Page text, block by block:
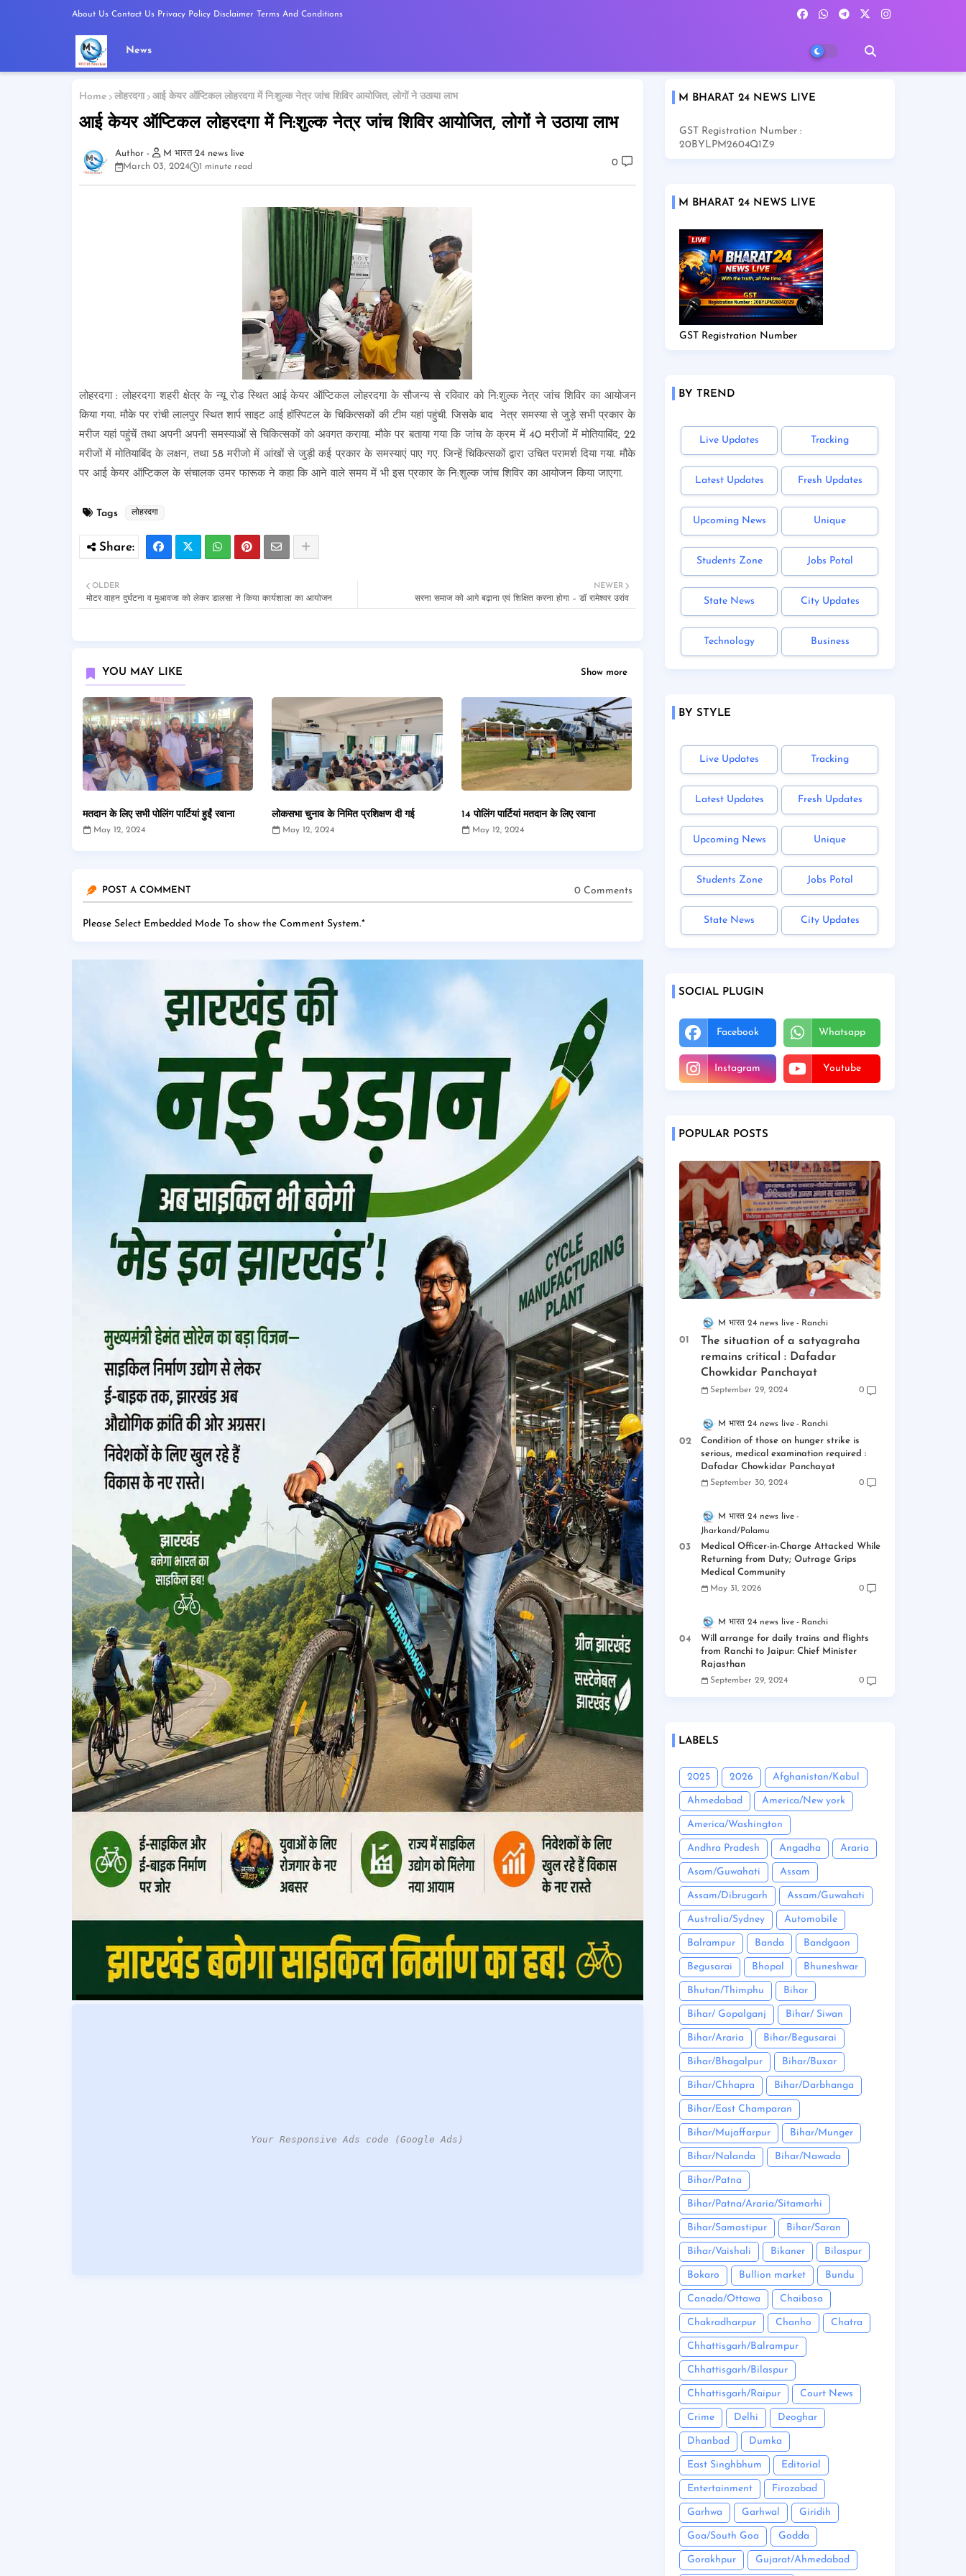
About Us Contact Us Privacy Policy Disclaimer Terms And Conditions
News
Home लोहरदगा आई केयर ऑप्टिकल लोहरदगा में नि:शुल्क नेत्र जांच शिविर आयोजित, लोगों ने उठाया लाभ
आई केयर ऑप्टिकल लोहरदगा में नि:शुल्क नेत्र जांच शिविर आयोजित, लोगों ने उठाया लाभ
M भारत 24 news live
March 03, 2024
1 minute read 0
लोहरदगा : लोहरदगा शहरी क्षेत्र के न्यू रोड स्थित आई केयर ऑप्टिकल लोहरदगा के सौजन्य से रविवार को नि:शुल्क नेत्र जांच शिविर का आयोजन
किया गया. मौके पर रांची लालपुर स्थित शार्प साइट आई हॉस्पिटल के चिकित्सकों की टीम यहां पहुंची. जिसके बाद नेत्र समस्या से जुड़े सभी प्रकार के
मरीज यहां पहुंचें तथा अपनी अपनी समस्याओं से चिकित्सकों को अवगत कराया. मौके पर बताया गया कि जांच के क्रम में 40 मरीजों में मोतियाबिंद, 22
मरीजों में मोतियाबिंद के लक्षन, तथा 58 मरीजो में आंखों से जुड़ी कई प्रकार के समस्याएं पाए गए. जिन्हें चिकित्सकों द्वारा उचित परामर्श दिया गया. मौके
पर आई केयर ऑप्टिकल के संचालक उमर फारूक ने कहा कि आने वाले समय में भी इस प्रकार के नि:शुल्क जांच शिविर का आयोजन किया जाएगा.
Tags लोहरदगा
NEWER
सरना समाज को आगे बढ़ाना एवं शिक्षित करना होगा – डॉ रामेश्वर उरांव
OLDER
मोटर वाहन दुर्घटना व मुआवजा को लेकर डालसा ने किया कार्यशाला का आयोजन
YOU MAY LIKE Show more
मतदान के लिए सभी पोलिंग पार्टियां हुईं रवाना
May 12, 2024
लोकसभा चुनाव के निमित प्रशिक्षण दी गई
May 12, 2024
14 पोलिंग पार्टियां मतदान के लिए रवाना
May 12, 2024
POST A COMMENT 0 Comments
Please Select Embedded Mode To show the Comment System.*
Your Responsive Ads code (Google Ads)
M BHARAT 24 NEWS LIVE
GST Registration Number :
20BYLPM2604Q1Z9
M BHARAT 24 NEWS LIVE
GST Registration Number
BY TREND
Live Updates Tracking
Latest Updates Fresh Updates
Upcoming News Unique
Students Zone Jobs Potal
State News City Updates
Technology Business
BY STYLE
Live Updates Tracking
Latest Updates Fresh Updates
Upcoming News Unique
Students Zone Jobs Potal
State News City Updates
SOCIAL PLUGIN
Facebook Whatsapp
Instagram Youtube
POPULAR POSTS
M भारत 24 news live Ranchi
The situation of a satyagraha
remains critical : Dafadar
Chowkidar Panchayat
September 29, 2024 0
M भारत 24 news live Ranchi
Condition of those on hunger strike is
serious, medical examination required :
Dafadar Chowkidar Panchayat
September 30, 2024 0
M भारत 24 news live
Jharkand/Palamu
Medical Officer-in-Charge Attacked While
Returning from Duty; Outrage Grips
Medical Community
May 31, 2026 0
M भारत 24 news live Ranchi
Will arrange for daily trains and flights
from Ranchi to Jaipur: Chief Minister
Rajasthan
September 29, 2024 0
LABELS
2025 2026 Afghanistan/Kabul
Ahmedabad America/New york
America/Washington
Andhra Pradesh Angadha Araria
Asam/Guwahati Assam
Assam/Dibrugarh Assam/Guwahati
Australia/Sydney Automobile
Balrampur Banda Bandgaon
Begusarai Bhopal Bhuneshwar
Bhutan/Thimphu Bihar
Bihar/ Gopalganj Bihar/ Siwan
Bihar/Araria Bihar/Begusarai
Bihar/Bhagalpur Bihar/Buxar
Bihar/Chhapra Bihar/Darbhanga
Bihar/East Champaran
Bihar/Mujaffarpur Bihar/Munger
Bihar/Nalanda Bihar/Nawada
Bihar/Patna
Bihar/Patna/Araria/Sitamarhi
Bihar/Samastipur Bihar/Saran
Bihar/Vaishali Bikaner Bilaspur
Bokaro Bullion market Bundu
Canada/Ottawa Chaibasa
Chakradharpur Chanho Chatra
Chhattisgarh/Balrampur
Chhattisgarh/Bilaspur
Chhattisgarh/Raipur Court News
Crime Delhi Deoghar
Dhanbad Dumka
East Singhbhum Editorial
Entertainment Firozabad
Garhwa Garhwal Giridih
Goa/South Goa Godda
Gorakhpur Gujarat/Ahmedabad